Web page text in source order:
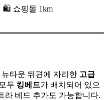
🛍 쇼핑몰 1km
뉴타운 뒤편에 자리한 고급
두 킹베드가 배치되어 있으
라 베드 추가도 가능합니다.